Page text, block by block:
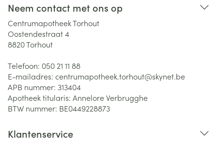
Neem contact met ons op
Centrumapotheek Torhout
Oostendestraat 4
8820Torhout
Telefoon: 050 21 11 88
E-mailadres: centrumapotheek.torhout@skynet.be
APB nummer: 313404
Apotheek titularis: Annelore Verbrugghe
BTW nummer: BE0449228873
Klantenservice